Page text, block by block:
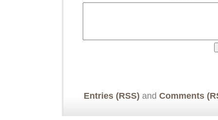
Entries (RSS) and Comments